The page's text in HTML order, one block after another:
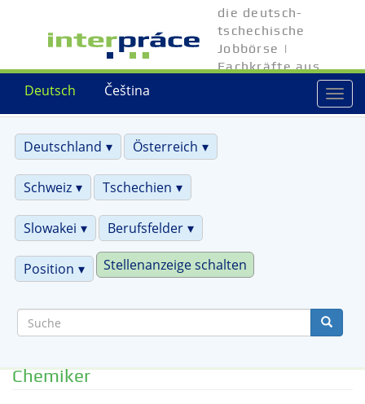
Čeština
Deutsch
die deutsch-
tschechische
Jobbörse |
Fachkräfte aus
Tschechien
Deutschland
Österreich
Schweiz Tschechien
Slowakei Berufsfelder
Position Stellenanzeige schalten
Chemiker